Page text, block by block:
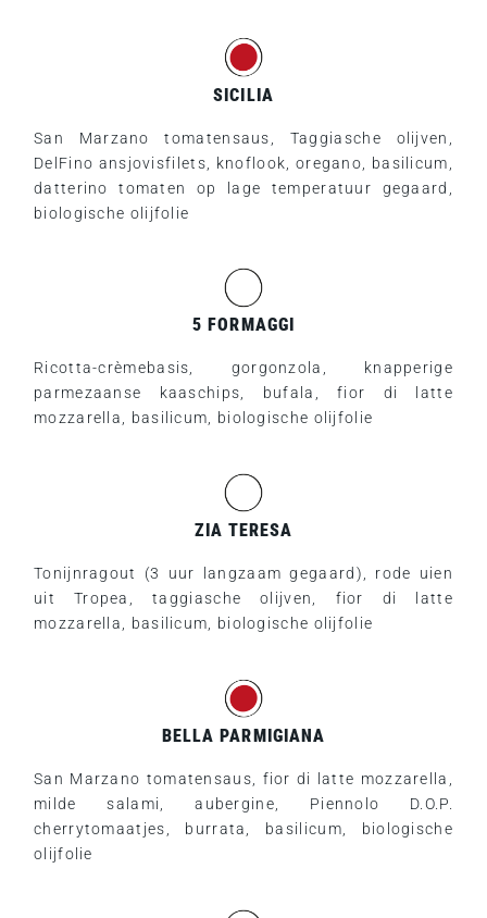
SICILIA
San Marzano tomatensaus, Taggiasche olijven,
DelFino ansjovisfilets, knoflook, oregano, basilicum,
datterino tomaten op lage temperatuur gegaard,
biologische olijfolie
5 FORMAGGI
Ricotta-crèmebasis, gorgonzola, knapperige
parmezaanse kaaschips, bufala, fior di latte
mozzarella, basilicum, biologische olijfolie
ZIA TERESA
Tonijnragout (3 uur langzaam gegaard), rode uien
uit Tropea, taggiasche olijven, fior di latte
mozzarella, basilicum, biologische olijfolie
BELLA PARMIGIANA
San Marzano tomatensaus, fior di latte mozzarella,
milde salami, aubergine, Piennolo D.O.P.
cherrytomaatjes, burrata, basilicum, biologische
olijfolie